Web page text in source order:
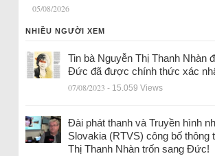
05/08/2026
NHIỀU NGƯỜI XEM
Tin bà Nguyễn Thị Thanh Nhàn
Đức đã được chính thức xác
07/08/2023 - 15.059 Views
Đài phát thanh và Truyền hình
Slovakia (RTVS) công bố thông
Thị Thanh Nhàn trốn sang Đức!